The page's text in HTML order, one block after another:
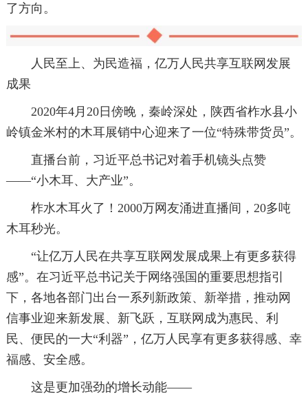
了方向。
人民至上、为民造福，亿万人民共享互联网发展
成果
2020年4月20日傍晚，秦岭深处，陕西省柞水县小
岭镇金米村的木耳展销中心迎来了一位“特殊带货员”。
直播台前，习近平总书记对着手机镜头点赞
——“小木耳、大产业”。
柞水木耳火了！2000万网友涌进直播间，20多吨
木耳秒光。
“让亿万人民在共享互联网发展成果上有更多获得
感”。在习近平总书记关于网络强国的重要思想指引
下，各地各部门出台一系列新政策、新举措，推动网
信事业迎来新发展、新飞跃，互联网成为惠民、利
民、便民的一大“利器”，亿万人民享有更多获得感、幸
福感、安全感。
这是更加强劲的增长动能——